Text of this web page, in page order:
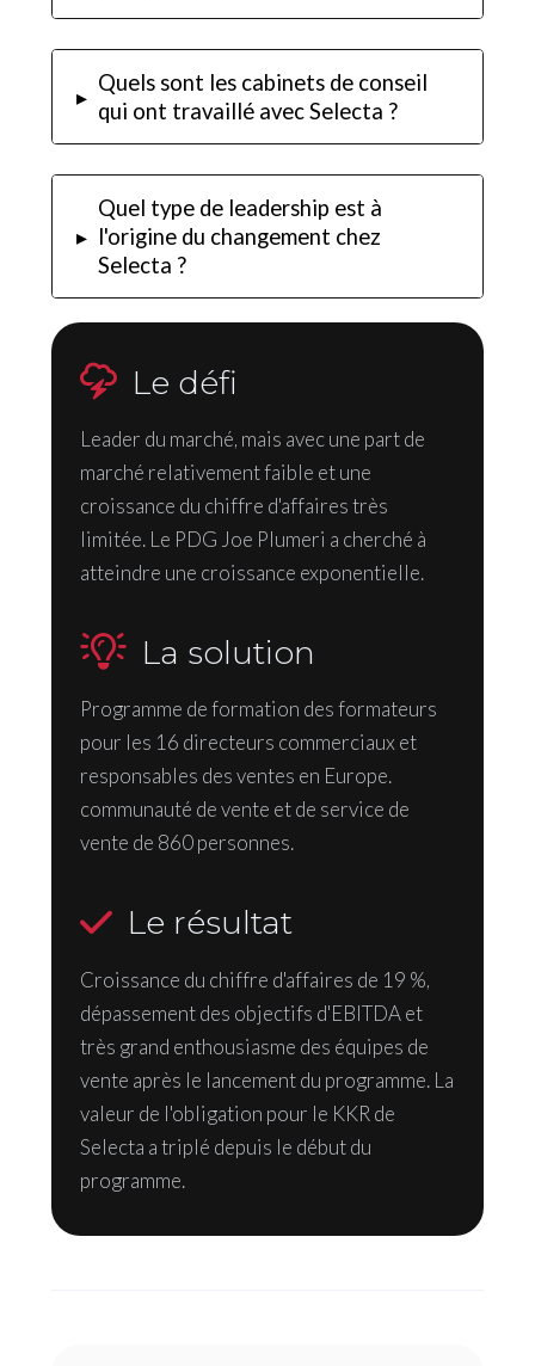
▸
Quels sont les cabinets de conseil
qui ont travaillé avec Selecta ?
▸
Quel type de leadership est à
l'origine du changement chez
Selecta ?
Le défi
Leader du marché, mais avec une part de
marché relativement faible et une
croissance du chiffre d'affaires très
limitée. Le PDG Joe Plumeri a cherché à
atteindre une croissance exponentielle.
La solution
Programme de formation des formateurs
pour les 16 directeurs commerciaux et
responsables des ventes en Europe.
communauté de vente et de service de
vente de 860 personnes.
Le résultat
Croissance du chiffre d'affaires de 19 %,
dépassement des objectifs d'EBITDA et
très grand enthousiasme des équipes de
vente après le lancement du programme. La
valeur de l'obligation pour le KKR de
Selecta a triplé depuis le début du
programme.